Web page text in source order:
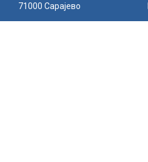
71000 Сарајево